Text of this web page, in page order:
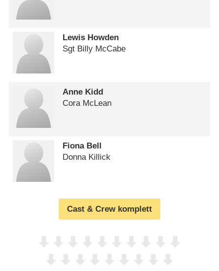
Lewis Howden
Sgt Billy McCabe
Anne Kidd
Cora McLean
Fiona Bell
Donna Killick
Cast & Crew komplett